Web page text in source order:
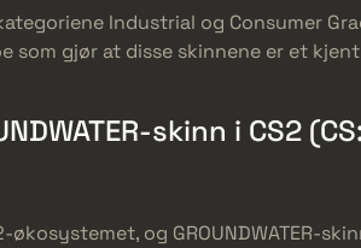
Industrial og Consumer
som gjør at disse skinnene er et
skinn i CS2
og GROUNDWATER-